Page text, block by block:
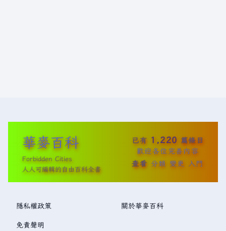
華麥百科
Forbidden Cities
人人可編輯的自由百科全書
已有 1,220 篇條目
歡迎各位完善內容
查看 分類 變更 入門
隱私權政策 關於華麥百科
免責聲明